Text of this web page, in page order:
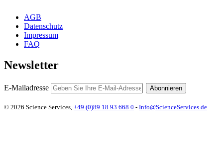
AGB
Datenschutz
Impressum
FAQ
Newsletter
E-Mailadresse Abonnieren
© 2026 Science Services, +49 (0)89 18 93 668 0 - Info@ScienceServices.de